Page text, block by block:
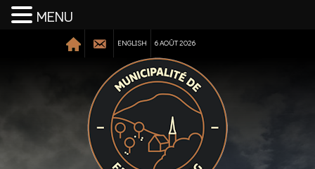
ENGLISH 6 AOÛT 2026
MENU